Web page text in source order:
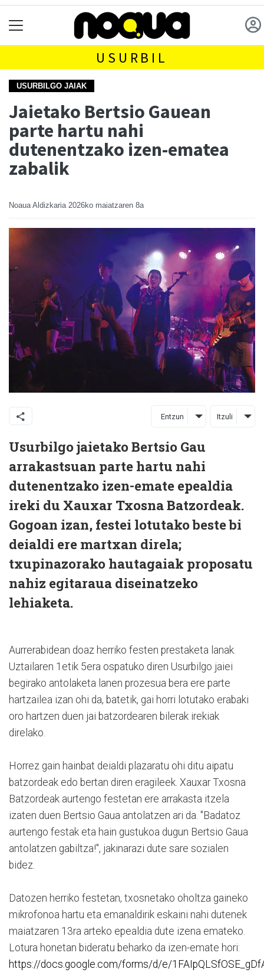
USURBIL
USURBILGO JAIAK
Jaietako Bertsio Gauean
parte hartu nahi
dutenentzako izen-ematea
zabalik
Noaua Aldizkaria 2026ko maiatzaren 8a
Entzun Itzuli
Usurbilgo jaietako Bertsio Gau
arrakastsuan parte hartu nahi
dutenentzako izen-emate epealdia
ireki du Xauxar Txosna Batzordeak.
Gogoan izan, festei lotutako beste bi
deialdi ere martxan direla;
txupinazorako hautagaiak proposatu
nahiz egitaraua diseinatzeko
lehiaketa.
Aurrerabidean doaz herriko festen prestaketa lanak.
Uztailaren 1etik 5era ospatuko diren Usurbilgo jaiei
begirako antolaketa lanen prozesua bera ere parte
hartzailea izan ohi da, batetik, gai horri lotutako erabaki
oro hartzen duen jai batzordearen bilerak irekiak
direlako.
Horrez gain hainbat deialdi plazaratu ohi ditu aipatu
batzordeak edo bertan diren eragileek. Xauxar Txosna
Batzordeak aurtengo festetan ere arrakasta itzela
izaten duen Bertsio Gaua antolatzen ari da. "Badatoz
aurtengo festak eta hain gustukoa dugun Bertsio Gaua
antolatzen gabiltza!", jakinarazi dute sare sozialen
bidez.
Datozen herriko festetan, txosnetako oholtza gaineko
mikrofonoa hartu eta emanaldirik eskaini nahi dutenek
maiatzaren 13ra arteko epealdia dute izena emateko.
Lotura honetan bideratu beharko da izen-emate hori:
https://docs.google.com/forms/d/e/